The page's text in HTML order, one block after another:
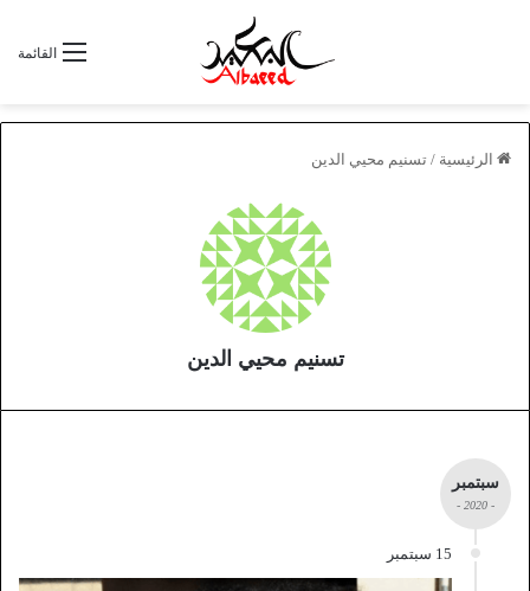
القائمة
الرئيسية / تسنيم محيي الدين
تسنيم محيي الدين
سبتمبر
- 2020 -
15 سبتمبر